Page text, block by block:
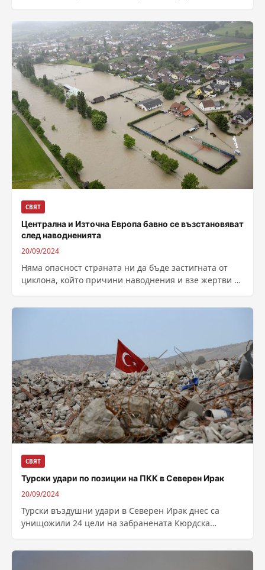
СВЯТ
Централна и Източна Европа бавно се възстановяват
след наводненията
20/09/2024
Няма опасност страната ни да бъде застигната от
циклона, който причини наводнения и взе жертви в
СВЯТ
Турски удари по позиции на ПКК в Северен Ирак
20/09/2024
Турски въздушни удари в Северен Ирак днес са
унищожили 24 цели на забранената Кюрдска
министерство...